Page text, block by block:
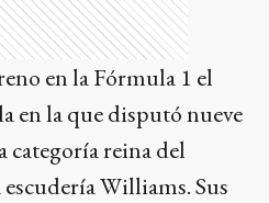
en la Fórmula 1 el
en la que disputó nueve
categoría reina del
Williams. Sus